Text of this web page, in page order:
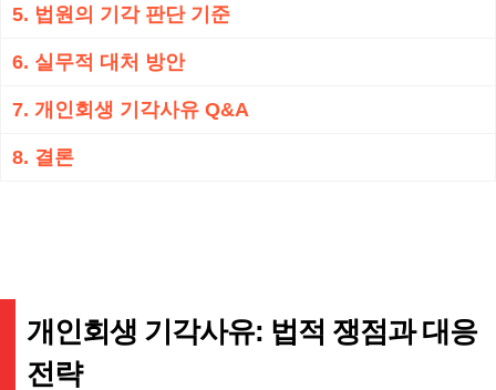
5. 법원의 기각 판단 기준
6. 실무적 대처 방안
7. 개인회생 기각사유 Q&A
8. 결론
개인회생 기각사유: 법적 쟁점과 대응
전략